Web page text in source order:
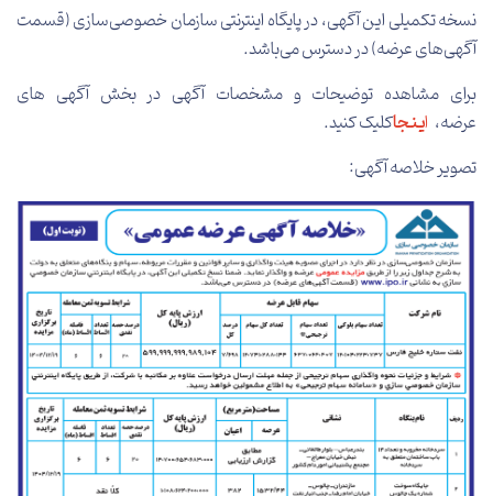
نسخه تکمیلی این آگهی، در پایگاه اینترنتی سازمان خصوصی‌سازی (قسمت
آگهی‌های عرضه) در دسترس می‌باشد.
برای مشاهده توضیحات و مشخصات آگهی در بخش آگهی های
عرضه، ایـنـجاکلیک کنید.
تصویر خلاصه آگهی: